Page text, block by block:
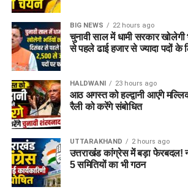
BIG NEWS 22 hours ago
चुनावी साल में धामी सरकार खोलेगी
से पहले ढाई हजार से ज्यादा पदों के
HALDWANI 23 hours ago
आठ अगस्त को हल्द्वानी आएंगे
रैली को करेंगे संबोधित
UTTARAKHAND 2 hours ago
उत्तराखंड कांग्रेस में बड़ा फेरबदल!
5 समितियों का भी गठन